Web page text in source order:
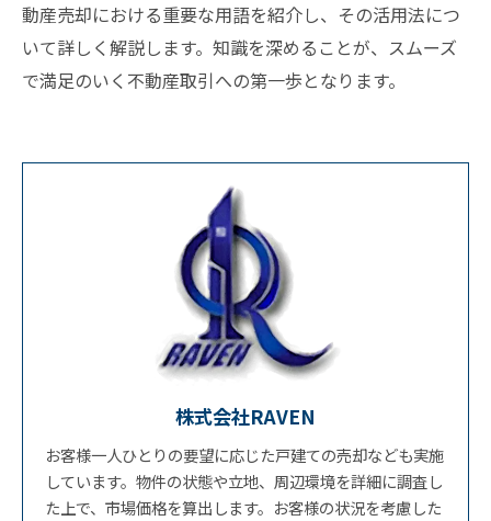
動産売却における重要な用語を紹介し、その活用法につ
いて詳しく解説します。知識を深めることが、スムーズ
で満足のいく不動産取引への第一歩となります。
株式会社RAVEN
お客様一人ひとりの要望に応じた戸建ての売却なども実施
しています。物件の状態や立地、周辺環境を詳細に調査し
た上で、市場価格を算出します。お客様の状況を考慮した